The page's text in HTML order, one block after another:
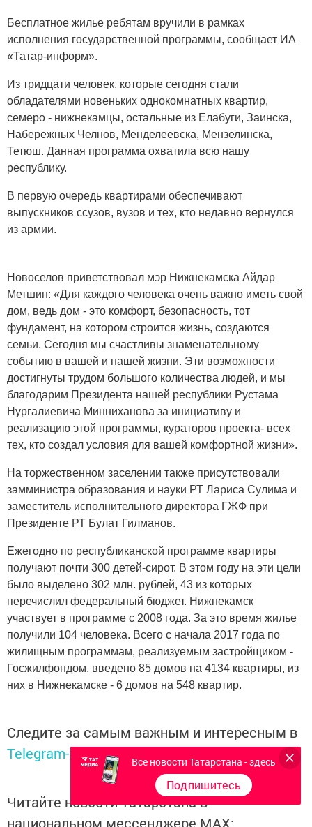
Бесплатное жилье ребятам вручили в рамках
исполнения государственной программы, сообщает ИА
«Татар-информ».
Из тридцати человек, которые сегодня стали
обладателями новеньких однокомнатных квартир,
семеро - нижнекамцы, остальные из Елабуги, Заинска,
Набережных Челнов, Менделеевска, Мензелинска,
Тетюш. Данная программа охватила всю нашу
республику.
В первую очередь квартирами обеспечивают
выпускников ссузов, вузов и тех, кто недавно вернулся
из армии.
Новоселов приветствовал мэр Нижнекамска Айдар
Метшин: «Для каждого человека очень важно иметь свой
дом, ведь дом - это комфорт, безопасность, тот
фундамент, на котором строится жизнь, создаются
семьи. Сегодня мы счастливы знаменательному
событию в вашей и нашей жизни. Эти возможности
достигнуты трудом большого количества людей, и мы
благодарим Президента нашей республики Рустама
Нургалиевича Минниханова за инициативу и
реализацию этой программы, кураторов проекта- всех
тех, кто создал условия для вашей комфортной жизни».
На торжественном заселении также присутствовали
замминистра образования и науки РТ Лариса Сулима и
заместитель исполнительного директора ГЖФ при
Президенте РТ Булат Гилманов.
Ежегодно по республиканской программе квартиры
получают почти 300 детей-сирот. В этом году на эти цели
было выделено 302 млн. рублей, 43 из которых
перечислил федеральный бюджет. Нижнекамск
участвует в программе с 2008 года. За это время жилье
получили 104 человека. Всего с начала 2017 года по
жилищным программам, реализуемым застройщиком -
Госжилфондом, введено 85 домов на 4134 квартиры, из
них в Нижнекамске - 6 домов на 548 квартир.
Следите за самым важным и интересным в
Telegram-каналеТатмедиа
Читайте новости Татарстана в
национальном мессенджере MАХ:
Все новости Татарстана - здесь
Подпишитесь